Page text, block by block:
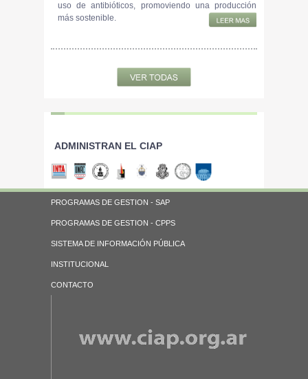
uso de antibióticos, promoviendo una producción
más sostenible.
ADMINISTRAN EL CIAP
PROGRAMAS DE GESTION - SAP
PROGRAMAS DE GESTION - CPPS
SISTEMA DE INFORMACIÓN PÚBLICA
INSTITUCIONAL
CONTACTO